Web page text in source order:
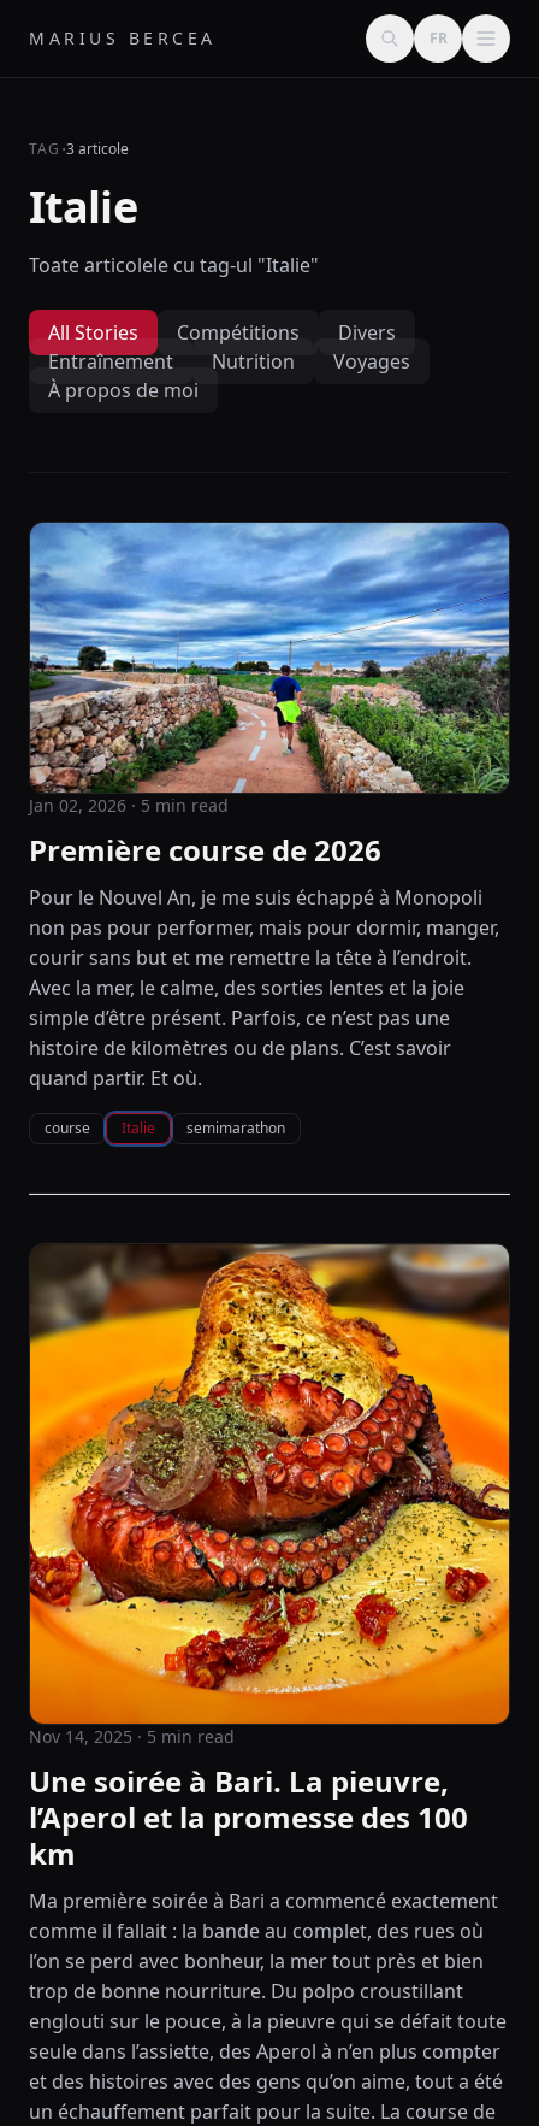
MARIUS BERCEA FR
TAG ·3 articole
Italie
Toate articolele cu tag-ul "Italie"
All Stories Compétitions
Divers
Entraînement
Nutrition
Voyages
À propos de moi
Jan 02, 2026 · 5 min read
Première course de 2026
Pour le Nouvel An, je me suis échappé à Monopoli
non pas pour performer, mais pour dormir, manger,
courir sans but et me remettre la tête à l’endroit.
Avec la mer, le calme, des sorties lentes et la joie
simple d’être présent. Parfois, ce n’est pas une
histoire de kilomètres ou de plans. C’est savoir
quand partir. Et où.
course Italie semimarathon
Nov 14, 2025 · 5 min read
Une soirée à Bari. La pieuvre,
l’Aperol et la promesse des 100
km
Ma première soirée à Bari a commencé exactement
comme il fallait : la bande au complet, des rues où
l’on se perd avec bonheur, la mer tout près et bien
trop de bonne nourriture. Du polpo croustillant
englouti sur le pouce, à la pieuvre qui se défait toute
seule dans l’assiette, des Aperol à n’en plus compter
et des histoires avec des gens qu’on aime, tout a été
un échauffement parfait pour la suite. La course de